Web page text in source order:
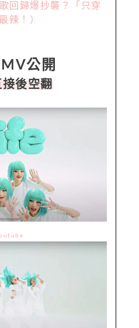
回歸爆抄襲？「只穿
辣！）
公開
後空翻